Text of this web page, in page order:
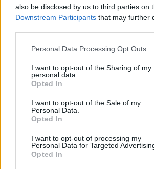
also be disclosed by us to third parties on
Downstream Participants that may further
Personal Data Processing Opt Outs
I want to opt-out of the Sharing of my
personal data.
Opted In
I want to opt-out of the Sale of my
Personal Data.
Opted In
I want to opt-out of processing my
Personal Data for Targeted
Opted In
redutoras, assegura excelente
estrada. Em estrada, o conforto é
l/100 km em ciclo misto. Homologado
Euro 6e, o modelo não oferece ainda
híbridas, o que, no entanto, pode não
o seu público-alvo.